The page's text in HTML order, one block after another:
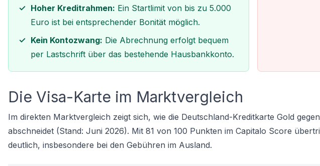
Hoher Kreditrahmen: Ein Startlimit von bis zu 5.000
Euro ist bei entsprechender Bonität möglich.
Kein Kontozwang: Die Abrechnung erfolgt bequem
per Lastschrift über das bestehende Hausbankkonto.
Die Visa-Karte im Marktvergleich
Im direkten Marktvergleich zeigt sich, wie die Deutschland-Kreditkarte Gold
abschneidet (Stand: Juni 2026). Mit 81 von 100 Punkten im Capitalo Score
deutlich, insbesondere bei den Gebühren im Ausland.